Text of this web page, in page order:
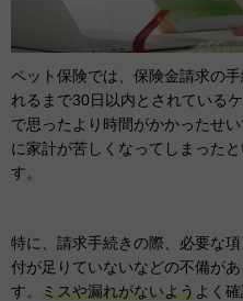
ペット保険では、保険金請求の
れるまで30日以内とされている
で思ったより時間がかかったせ
に家計が苦しくなってしまった
す。
特に、請求手続きの際、必要な
付が足りていないなどの不備が
す。 ミスや漏れがないようよく